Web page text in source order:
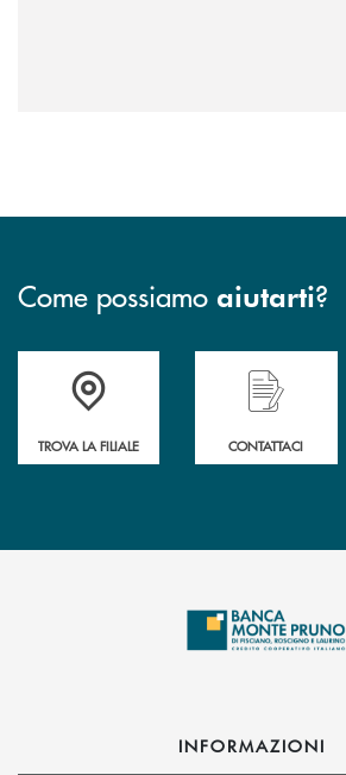
Come possiamo aiutarti?
Accedi all' elenco completo&nbsp;
TROVA LA FILIALE
Hai bisogno di
CONTATTACI
INFORMAZIONI